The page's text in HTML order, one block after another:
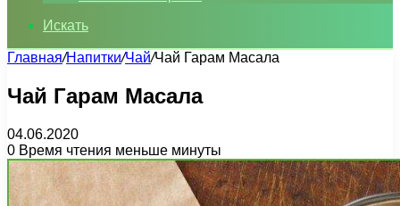
Искать
Главная/Напитки/Чай/Чай Гарам Масала
Чай Гарам Масала
04.06.2020
0 Время чтения меньше минуты